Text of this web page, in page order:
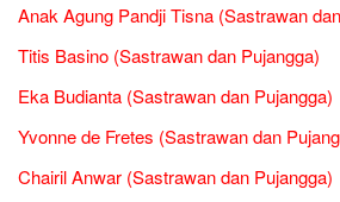
Anak Agung Pandji Tisna (Sastrawan
Titis Basino (Sastrawan dan Pujangga)
Eka Budianta (Sastrawan dan Pujangga)
Yvonne de Fretes (Sastrawan dan
Chairil Anwar (Sastrawan dan Pujangga)